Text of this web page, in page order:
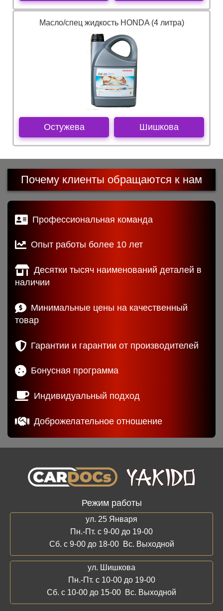
Масло/спец жидкость HONDA (4 литра)
Остужева Шишкова
Почему клиенты обращаются к нам
Профессиональная команда
Опыт работы более 10 лет
Десятки тысяч наименований деталей в
наличии
Минимальные цены на качественный
товар
Гарантии и гарантии от производителей
Бонусная программа
Индивидуальный подход
Доброжелательное отношение
Режим работы
ул. 25 Января
Пн.-Пт. с 9-00 до 19-00
Сб. с 9-00 до 18-00 Вс. Выходной
ул. Шишкова
Пн.-Пт. с 10-00 до 19-00
Сб. с 10-00 до 15-00 Вс. Выходной